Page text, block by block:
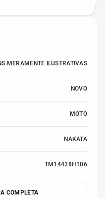
MERAMENTE ILUSTRATIVAS
NOVO
MOTO
NAKATA
TM14428H106
COMPLETA